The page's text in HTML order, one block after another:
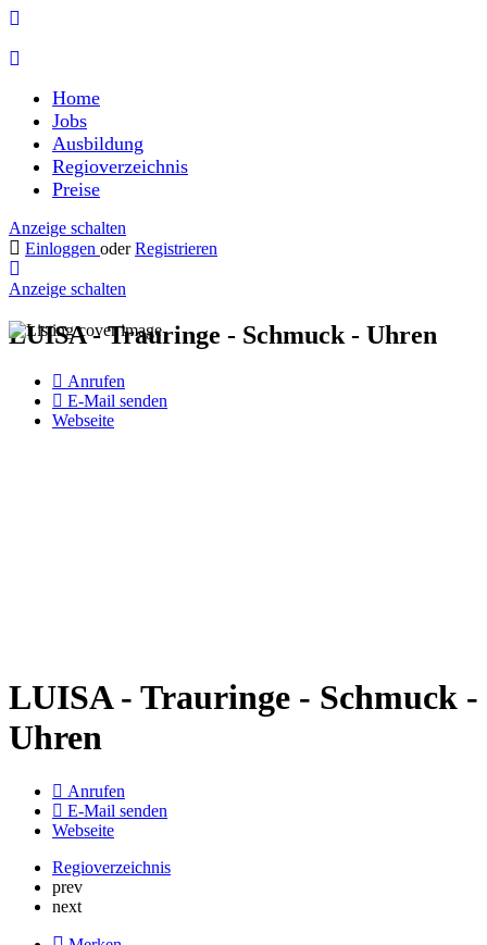
Home
Jobs
Ausbildung
Regioverzeichnis
Preise
Anzeige schalten
Einloggen oder Registrieren
Anzeige schalten
LUISA - Trauringe - Schmuck - Uhren
Anrufen
E-Mail senden
Webseite
LUISA - Trauringe - Schmuck -
Uhren
Anrufen
E-Mail senden
Webseite
Regioverzeichnis
prev
next